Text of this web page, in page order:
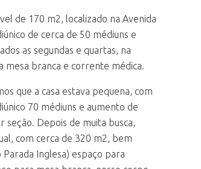
de 170 m2, localizado na Avenida
de cerca de 50 médiuns e
as segundas e quartas, na
mesa branca e corrente médica.
que a casa estava pequena, com
70 médiuns e aumento de
seção. Depois de muita busca,
com cerca de 320 m2, bem
Inglesa) espaço para